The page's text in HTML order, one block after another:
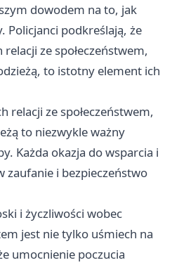
dowodem na to, jak
Policjanci podkreślają, że
ze społeczeństwem,
to istotny element ich
relacji ze społeczeństwem,
to niezwykle ważny
Każda okazja do wsparcia i
zaufanie i bezpieczeństwo
i życzliwości wobec
jest nie tylko uśmiech na
umocnienie poczucia